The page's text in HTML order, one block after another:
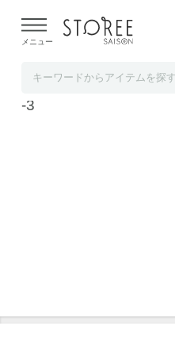
よる配送遅延が発生しており
メニュー
丸福珈琲店 アイスコ
-3